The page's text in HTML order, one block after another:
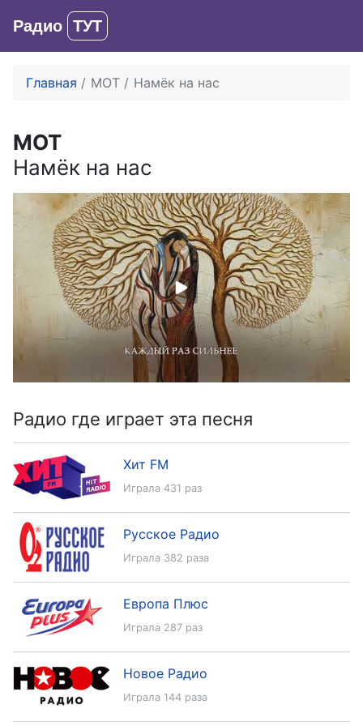
Радио ТУТ
Главная МОТ Намёк на нас
МОТ
Намёк на нас
Радио где играет эта песня
Играла 431 раз
Хит FM
Играла 382 раза
Русское Радио
Играла 287 раз
Европа Плюс
Играла 144 раза
Новое Радио